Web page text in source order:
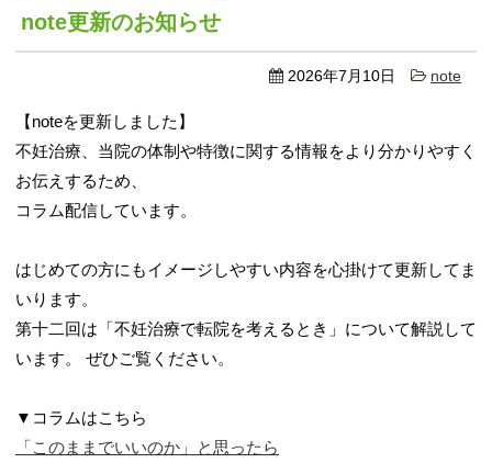
note更新のお知らせ
2026年7月10日 note
【noteを更新しました】
不妊治療、当院の体制や特徴に関する情報をより分かりやすく
お伝えするため、
コラム配信しています。
はじめての方にもイメージしやすい内容を心掛けて更新してま
いります。
第十二回は「不妊治療で転院を考えるとき」について解説して
います。 ぜひご覧ください。
▼コラムはこちら
「このままでいいのか」と思ったら